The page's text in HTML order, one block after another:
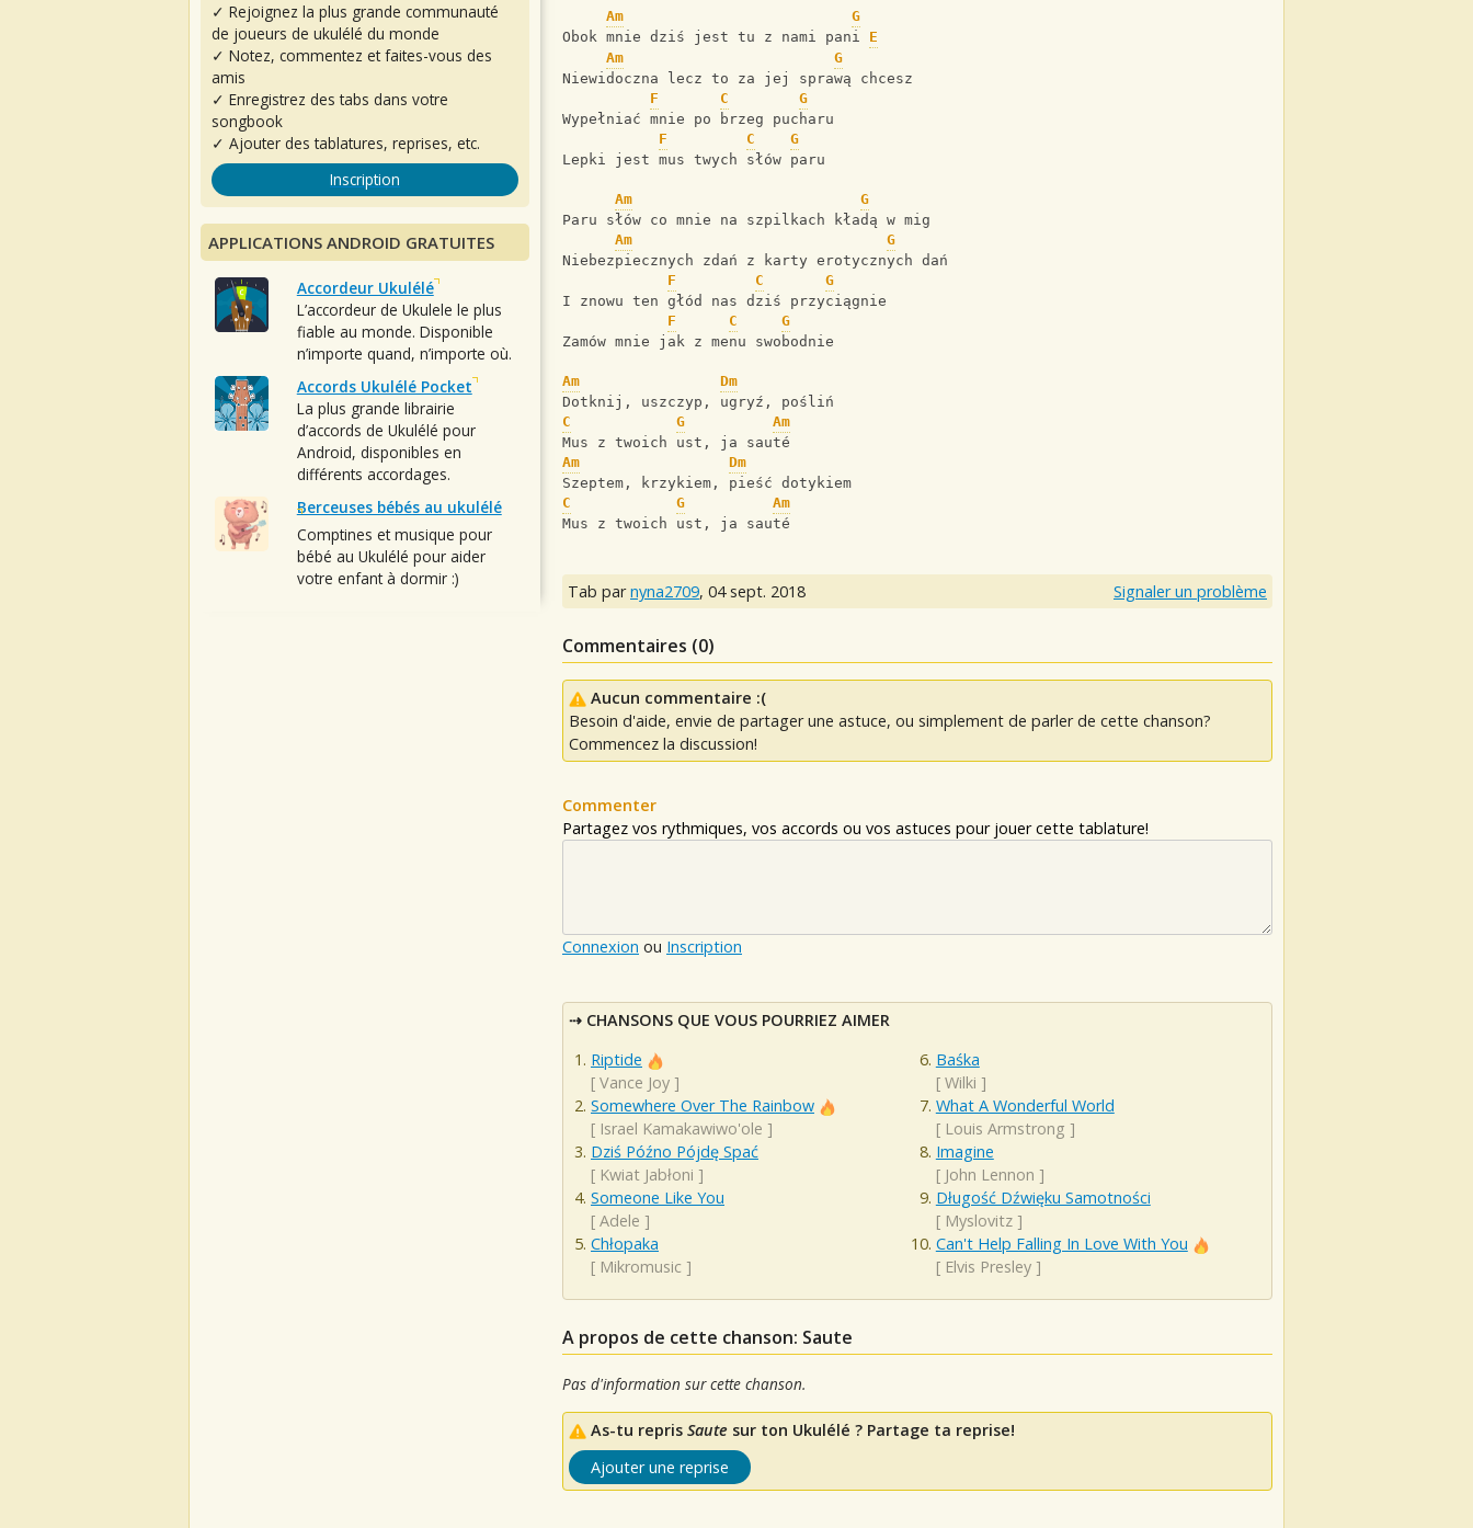
Am
G
Obok mnie dziś jest tu z nami pani E
Am
G
Niewidoczna lecz to za jej sprawą chcesz
F
C
G
Wypełniać mnie po brzeg pucharu
F
C
G
Lepki jest mus twych słów paru
Am
G
Paru słów co mnie na szpilkach kładą w mig
Am
G
Niebezpiecznych zdań z karty erotycznych dań
F
C
G
I znowu ten głód nas dziś przyciągnie
F
C
G
Zamów mnie jak z menu swobodnie
Am
Dm
Dotknij, uszczyp, ugryź, pośliń
C
G
Am
Mus z twoich ust, ja sauté
Am
Dm
Szeptem, krzykiem, pieść dotykiem
C
G
Am
Mus z twoich ust, ja sauté
Tab parnyna2709, 04 sept. 2018 Signaler un problème
Commentaires (0)
Aucun commentaire :(
Besoin d'aide, envie de partager une astuce, ou simplement de parler de cette chanson?
Commencez la discussion!
Commenter
Partagez vos rythmiques, vos accords ou vos astuces pour jouer cette tablature!
Connexion ou Inscription
CHANSONS QUE VOUS POURRIEZ AIMER
Riptide
[ Vance Joy ]
Somewhere Over The Rainbow
[ Israel Kamakawiwo'ole ]
Dziś Późno Pójdę Spać
[ Kwiat Jabłoni ]
Someone Like You
[ Adele ]
Chłopaka
[ Mikromusic ]
Baśka
[ Wilki ]
What A Wonderful World
[ Louis Armstrong ]
Imagine
[ John Lennon ]
Długość Dźwięku Samotności
[ Myslovitz]
Can't Help Falling In Love With You
[ Elvis Presley]
A propos de cette chanson: Saute
Pas d'information sur cette chanson.
As-tu repris Saute sur ton Ukulélé ? Partage ta reprise!
Ajouter une reprise
✓ Rejoignez la plus grande communauté
de joueurs de ukulélé du monde
✓ Notez, commentez et faites-vous des
amis
✓ Enregistrez des tabs dans votre
songbook
✓ Ajouter des tablatures, reprises, etc.
Inscription
APPLICATIONS ANDROID GRATUITES
Accordeur Ukulélé
L’accordeur de Ukulele le plus
fiable au monde. Disponible
n’importe quand, n’importe où.
Accords Ukulélé Pocket
La plus grande librairie
d’accords de Ukulélé pour
Android, disponibles en
différents accordages.
Berceuses bébés au ukulélé
Comptines et musique pour
bébé au Ukulélé pour aider
votre enfant à dormir :)